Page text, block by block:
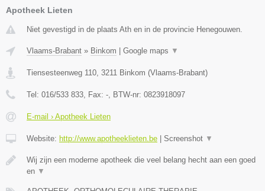
Apotheek Lieten
Niet gevestigd in de plaats Ath en in de provincie Henegouwen.
Vlaams-Brabant » Binkom Google maps ▼
Tiensesteenweg 110 3211 Binkom (Vlaams-Brabant)
Tel: 016/533 833 , Fax: - , BTW-nr: 0823918097
E-mail › Apotheek Lieten
Website: http://www.apotheeklieten.be Screenshot ▼
Wij zijn een moderne apotheek die veel belang hecht aan een goed
en ▼